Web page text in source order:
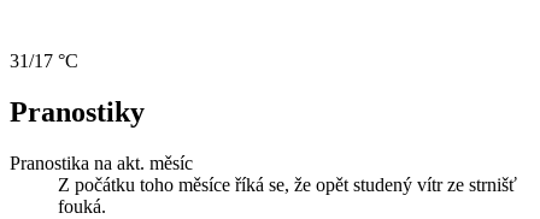
31/17 °C
Pranostiky
Pranostika na akt. měsíc
Z počátku toho měsíce říká se, že opět studený vítr ze strnišť
fouká.